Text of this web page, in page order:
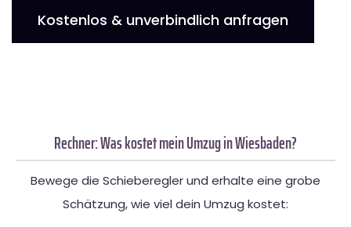
Kostenlos & unverbindlich anfragen
Rechner: Was kostet mein Umzug in Wiesbaden?
Bewege die Schieberegler und erhalte eine grobe
Schätzung, wie viel dein Umzug kostet: